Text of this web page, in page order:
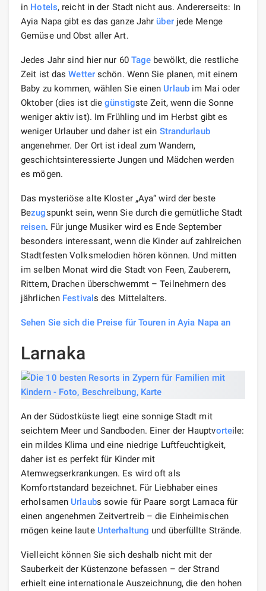
in Hotels, reicht in der Stadt nicht aus. Andererseits: In
Ayia Napa gibt es das ganze Jahrüberjede Menge
Gemüse und Obst aller Art.
Jedes Jahr sind hier nur 60 Tage bewölkt, die restliche
Zeit ist dasWetterschön. Wenn Sie planen, mit einem
Baby zu kommen, wählen Sie einen Urlaubim Mai oder
Oktober (dies ist diegünstigste Zeit, wenn die Sonne
weniger aktiv ist). Im Frühling und im Herbst gibt es
weniger Urlauber und daher ist ein Strandurlaub
angenehmer. Der Ort ist ideal zum Wandern,
geschichtsinteressierte Jungen und Mädchen werden
es mögen.
Das mysteriöse alte Kloster „Aya“ wird der beste
Bezugspunkt sein, wenn Sie durch die gemütliche Stadt
reisen. Für junge Musiker wird es Ende September
besonders interessant, wenn die Kinder auf zahlreichen
Stadtfesten Volksmelodien hören können. Und mitten
im selben Monat wird die Stadt von Feen, Zauberern,
Rittern, Drachen überschwemmt – Teilnehmern des
jährlichen Festivals des Mittelalters.
Sehen Sie sich die Preise für Touren in Ayia Napa an
Larnaka
An der Südostküste liegt eine sonnige Stadt mit
seichtem Meer und Sandboden. Einer der Hauptvorteile:
ein mildes Klima und eine niedrige Luftfeuchtigkeit,
daher ist es perfekt für Kinder mit
Atemwegserkrankungen. Es wird oft als
Komfortstandard bezeichnet. Für Liebhaber eines
erholsamen Urlaubs sowie für Paare sorgt Larnaca für
einen angenehmen Zeitvertreib – die Einheimischen
mögen keine laute Unterhaltung und überfüllte Strände.
Vielleicht können Sie sich deshalb nicht mit der
Sauberkeit der Küstenzone befassen – der Strand
erhielt eine internationale Auszeichnung, die den hohen